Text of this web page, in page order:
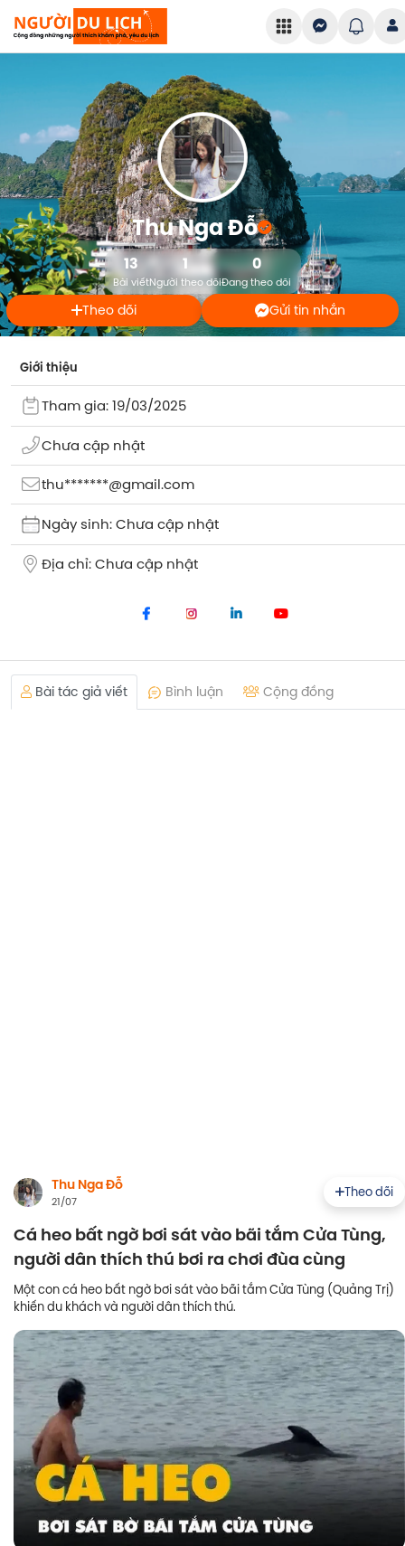
Thu Nga Đỗ
13
Bài viết
1
Người theo dõi
0
Đang theo dõi
Theo dõi Gửi tin nhắn
Giới thiệu
Tham gia: 19/03/2025
Chưa cập nhật
thu*******@gmail.com
Ngày sinh: Chưa cập nhật
Địa chỉ: Chưa cập nhật
Bài tác giả viết Bình luận Cộng đồng
Thu Nga Đỗ
21/07
Theo dõi
Cá heo bất ngờ bơi sát vào bãi tắm Cửa Tùng,
người dân thích thú bơi ra chơi đùa cùng
Một con cá heo bất ngờ bơi sát vào bãi tắm Cửa Tùng (Quảng Trị)
khiến du khách và người dân thích thú.